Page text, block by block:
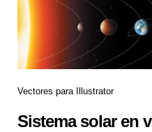
Vectores para Illustrator
Sistema solar en